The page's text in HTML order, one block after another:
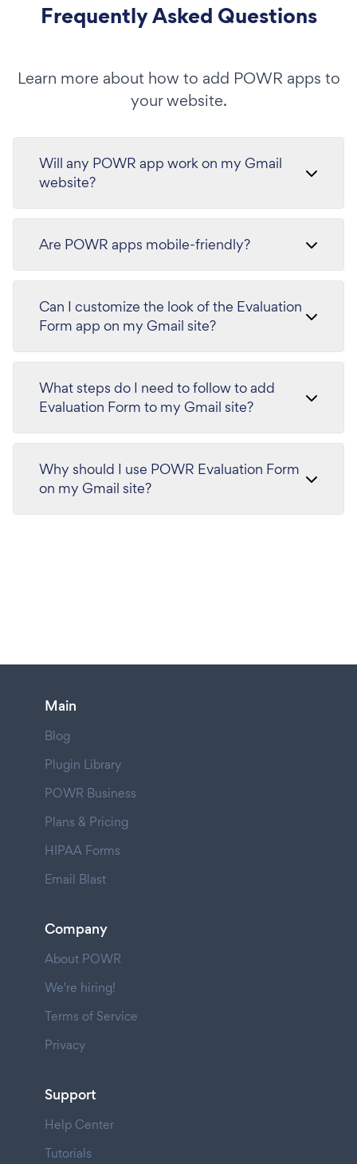
Frequently Asked Questions
Learn more about how to add POWR apps to
your website.
Will any POWR app work on my Gmail
website?
Are POWR apps mobile-friendly?
Can I customize the look of the Evaluation
Form app on my Gmail site?
What steps do I need to follow to add
Evaluation Form to my Gmail site?
Why should I use POWR Evaluation Form
on my Gmail site?
Main
Blog
Plugin Library
POWR Business
Plans & Pricing
HIPAA Forms
Email Blast
Company
About POWR
We're hiring!
Terms of Service
Privacy
Support
Help Center
Tutorials